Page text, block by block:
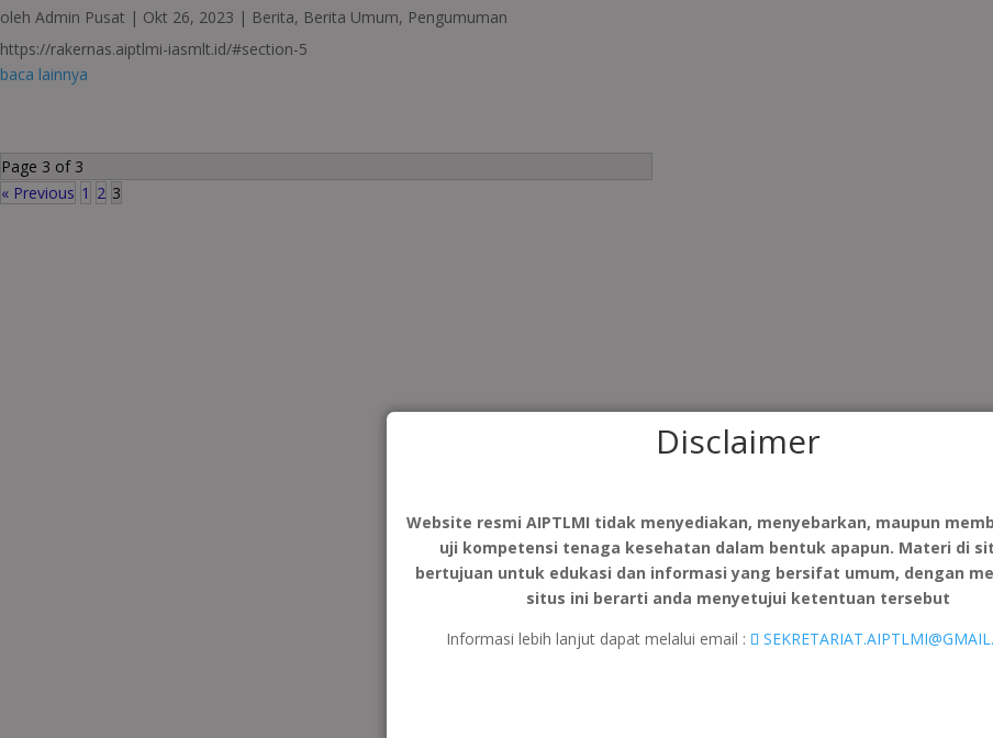
oleh Admin Pusat | Okt 26, 2023 | Berita, Berita Umum, Pengumuman
https://rakernas.aiptlmi-iasmlt.id/#section-5
baca lainnya
Page 3 of 3
« Previous 1 2 3
Disclaimer
Website resmi AIPTLMI tidak menyediakan, menyebarkan, maupun
uji kompetensi tenaga kesehatan dalam bentuk apapun. Materi di
bertujuan untuk edukasi dan informasi yang bersifat umum, dengan
situs ini berarti anda menyetujui ketentuan tersebut
Informasi lebih lanjut dapat melalui email :